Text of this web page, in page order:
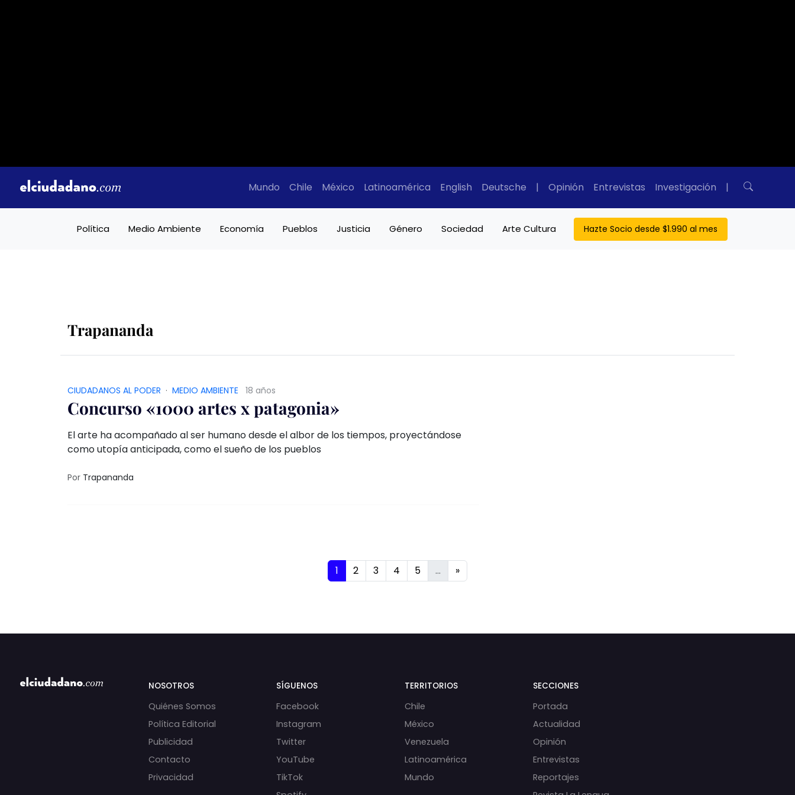
Mundo Chile México Latinoamérica English Deutsche | Opinión Entrevistas Investigación |
Política Medio Ambiente Economía Pueblos Justicia Género Sociedad Arte Cultura Hazte Socio desde $1.990 al mes
Trapananda
CIUDADANOS AL PODER · MEDIO AMBIENTE 18 años
Concurso «1000 artes x patagonia»
El arte ha acompañado al ser humano desde el albor de los tiempos, proyectándose
como utopía anticipada, como el sueño de los pueblos
Por Trapananda
1 2 3 4 5 ... »
NOSOTROS
Quiénes Somos
Política Editorial
Publicidad
Contacto
Privacidad
SÍGUENOS
Facebook
Instagram
Twitter
YouTube
TikTok
TERRITORIOS
Chile
México
Venezuela
Latinoamérica
Mundo
SECCIONES
Portada
Actualidad
Opinión
Entrevistas
Reportajes